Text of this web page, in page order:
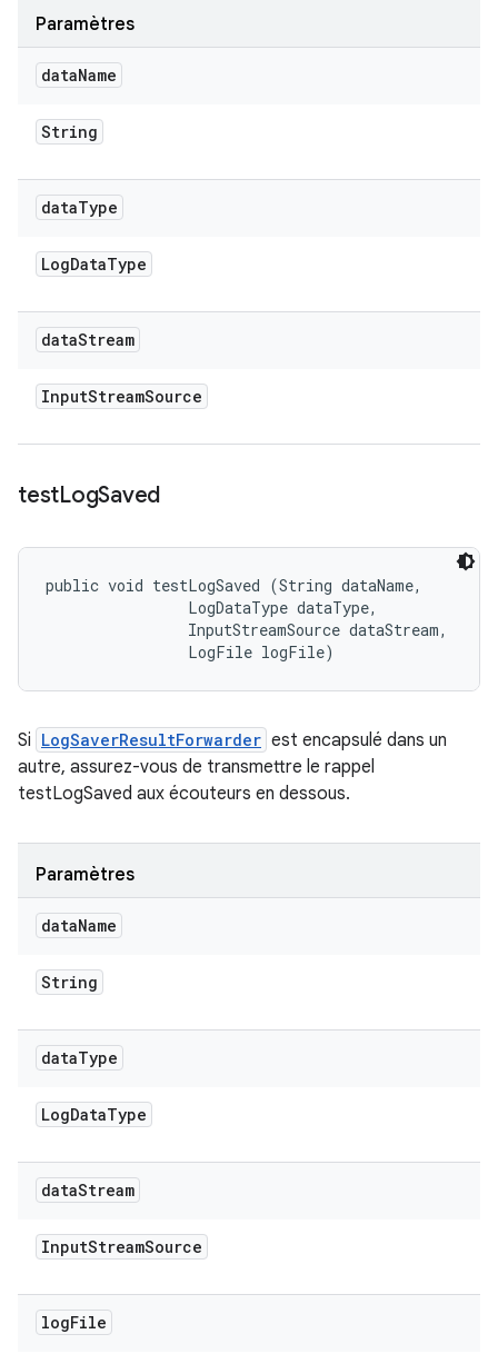
Paramètres
dataName
String
dataType
LogDataType
dataStream
InputStreamSource
testLogSaved
public void testLogSaved (String dataName,
                LogDataType dataType,
                InputStreamSource dataStream,
                LogFile logFile)
Si LogSaverResultForwarder est encapsulé dans un
autre, assurez-vous de transmettre le rappel
testLogSaved aux écouteurs en dessous.
Paramètres
dataName
String
dataType
LogDataType
dataStream
InputStreamSource
logFile